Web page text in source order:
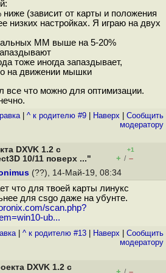
ниже (зависит от карты и положения
низких настройках. Я играю на двух
ММ выше на 5-20%
тоже иногда запаздывает,
на движении мышки
все что можно для оптимизации.
| ^ к родителю #9 Наверх
Cообщить
модератору
DXVK 1.2 с
10/11 поверх ..."
+1
+ / –
(??), 14-Май-19, 08:34
что для твоей карты линукс
для csgo даже на убунте.
scan.php?
ub...
| ^ к родителю #13 Наверх
Cообщить
модератору
DXVK 1.2 с